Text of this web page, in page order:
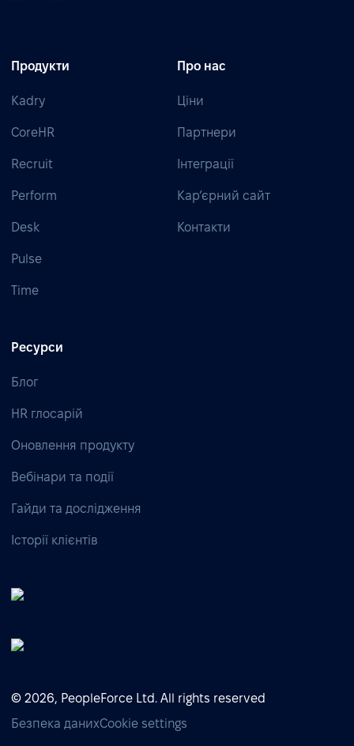
Продукти
Kadry
CoreHR
Recruit
Perform
Desk
Pulse
Time
Про нас
Ціни
Партнери
Інтеграції
Кар’єрний сайт
Контакти
Ресурси
Блог
HR глосарій
Оновлення продукту
Вебінари та події
Гайди та дослідження
Історії клієнтів
© 2026, PeopleForce Ltd. All rights reserved
Безпека данихCookie settings